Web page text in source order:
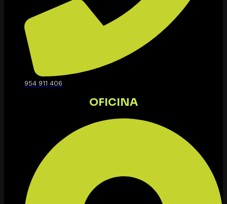
954 911 406
OFICINA